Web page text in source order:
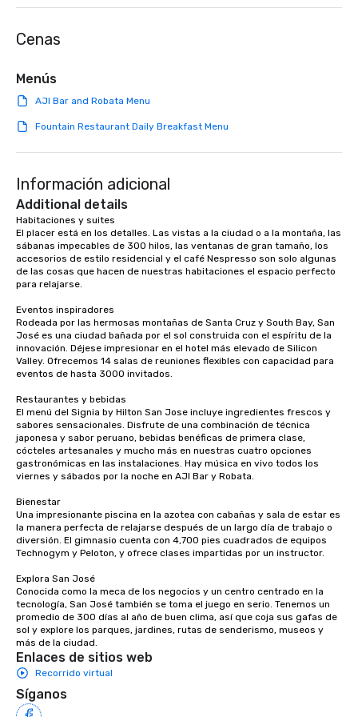
dining experience melded into one,
meeting events, from conferences to
Dining When meeting planners book a
corporate group event through Lip
group is assured a top-notch dining
signature dishes at each restaurant.
Our affordable tours are priced per
person with tax and gratuities
included. The only thing not included
are drinks. However, a beverage
package upgrade is available, which
provides guests a signature cocktail
at various stops. Build Your Network
Our exclusive experiences provide the
ultimate networking opportunities. At
a typical sit-down dinner, you’re lucky
to engage the person to the left and
place at multiple restaurants, with
walking in between, there are
countless opportunities to interact
with different people when you sit
down at each venue and as you
experiences not only provide more
ways to network, but a more convivial
way to do so. Large Groups Welcome
Lip Smacking Foodie Tours is ideal for
groups, small or large. Our
experiences can accommodate
groups from as few as 1 to as many
as 500 guests, making us an ideal
choice for any corporate group event.
Stress-Free Booking Process Booking
a tour is stress-free and allows you to
enjoy the company of your guests
more easily. You’ll take comfort
Cenas
Menús
AJI Bar and Robata Menu
Fountain Restaurant Daily Breakfast Menu
Información adicional
Additional details
Habitaciones y suites
El placer está en los detalles. Las vistas a la ciudad o a la montaña, las
sábanas impecables de 300 hilos, las ventanas de gran tamaño, los
accesorios de estilo residencial y el café Nespresso son solo algunas
de las cosas que hacen de nuestras habitaciones el espacio perfecto
para relajarse.
Eventos inspiradores
Rodeada por las hermosas montañas de Santa Cruz y South Bay, San
José es una ciudad bañada por el sol construida con el espíritu de la
innovación. Déjese impresionar en el hotel más elevado de Silicon
Valley. Ofrecemos 14 salas de reuniones flexibles con capacidad para
eventos de hasta 3000 invitados.
Restaurantes y bebidas
El menú del Signia by Hilton San Jose incluye ingredientes frescos y
sabores sensacionales. Disfrute de una combinación de técnica
japonesa y sabor peruano, bebidas benéficas de primera clase,
cócteles artesanales y mucho más en nuestras cuatro opciones
gastronómicas en las instalaciones. Hay música en vivo todos los
viernes y sábados por la noche en AJI Bar y Robata.
Bienestar
Una impresionante piscina en la azotea con cabañas y sala de estar es
la manera perfecta de relajarse después de un largo día de trabajo o
diversión. El gimnasio cuenta con 4,700 pies cuadrados de equipos
Technogym y Peloton, y ofrece clases impartidas por un instructor.
Explora San José
Conocida como la meca de los negocios y un centro centrado en la
tecnología, San José también se toma el juego en serio. Tenemos un
promedio de 300 días al año de buen clima, así que coja sus gafas de
sol y explore los parques, jardines, rutas de senderismo, museos y
más de la ciudad.
Enlaces de sitios web
Recorrido virtual
Síganos